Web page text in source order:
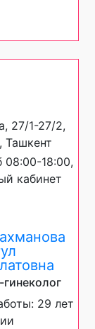
27/1-27/2,
Ташкент
08:00-18:00,
кабинет
29 лет